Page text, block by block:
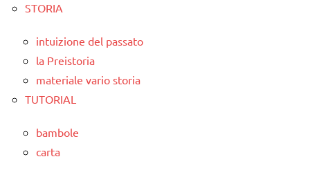
STORIA
intuizione del passato
la Preistoria
materiale vario storia
TUTORIAL
bambole
carta